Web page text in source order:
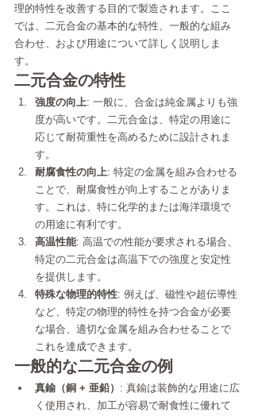
理的特性を改善する目的で製造されます。ここ
では、二元合金の基本的な特性、一般的な組み
合わせ、および用途について詳しく説明しま
す。
二元合金の特性
強度の向上: 一般に、合金は純金属よりも強
度が高いです。二元合金は、特定の用途に
応じて耐荷重性を高めるために設計されま
す。
耐腐食性の向上: 特定の金属を組み合わせる
ことで、耐腐食性が向上することがありま
す。これは、特に化学的または海洋環境で
の用途に有利です。
高温性能: 高温での性能が要求される場合、
特定の二元合金は高温下での強度と安定性
を提供します。
特殊な物理的特性: 例えば、磁性や超伝導性
など、特定の物理的特性を持つ合金が必要
な場合、適切な金属を組み合わせることで
これを達成できます。
一般的な二元合金の例
真鍮（銅 + 亜鉛） : 真鍮は装飾的な用途に広
く使用され、加工が容易で耐食性に優れて